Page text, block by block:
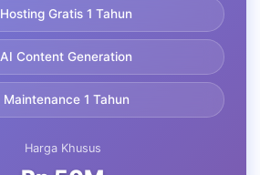
Hosting Gratis 1 Tahun
AI Content Generation
Maintenance 1 Tahun
Harga Khusus